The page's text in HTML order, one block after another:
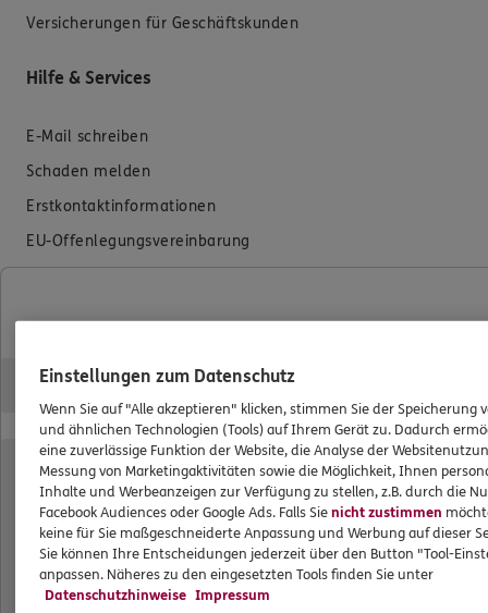
Versicherungen für Geschäftskunden
Hilfe & Services
E-Mail schreiben
Schaden melden
Erstkontaktinformationen
EU-Offenlegungsvereinbarung
Unsere Agentur
Referenzen
Standorte
Sponsoring
Kooperationspartner
Besondere Produkte
Service für Neumünchner
Einstellungen zum Datenschutz
Wenn Sie auf "Alle akzeptieren" klicken, stimmen Sie der Speicherung
und ähnlichen Technologien (Tools) auf Ihrem Gerät zu. Dadurch
eine zuverlässige Funktion der Website, die Analyse der
Messung von Marketingaktivitäten sowie die Möglichkeit, Ihnen
Inhalte und Werbeanzeigen zur Verfügung zu stellen, z.B. durch die
Facebook Audiences oder Google Ads. Falls Sienicht zustimmen
keine für Sie maßgeschneiderte Anpassung und Werbung auf dieser
Sie können Ihre Entscheidungen jederzeit über den Button "Tool-
anpassen. Näheres zu den eingesetzten Tools finden Sie unter
Datenschutzhinweise Impressum